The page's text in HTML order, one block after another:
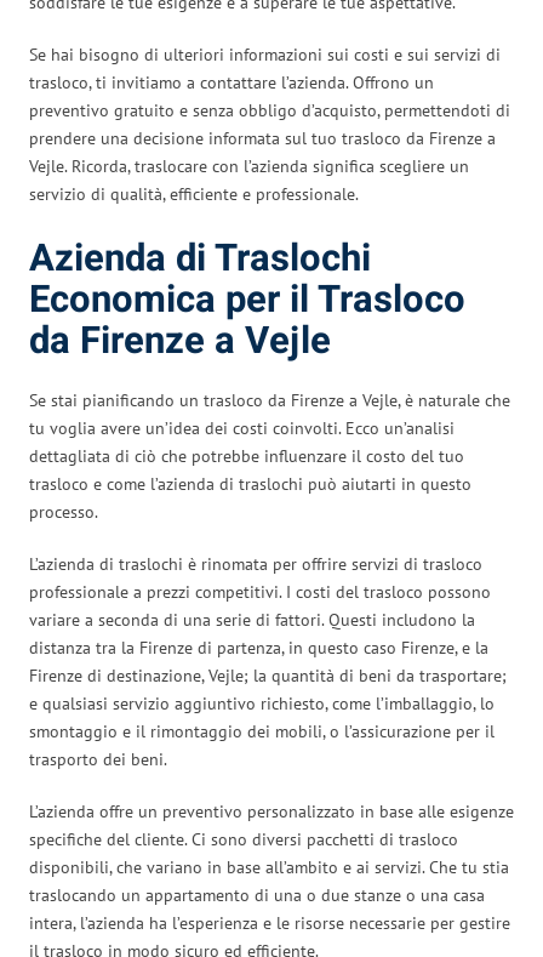
Se hai bisogno di ulteriori informazioni sui costi e sui servizi di
trasloco, ti invitiamo a contattare l’azienda. Offrono un
preventivo gratuito e senza obbligo d’acquisto, permettendoti di
prendere una decisione informata sul tuo trasloco da Firenze a
Vejle. Ricorda, traslocare con l’azienda significa scegliere un
servizio di qualità, efficiente e professionale.
Azienda di Traslochi
Economica per il Trasloco
da Firenze a Vejle
Se stai pianificando un trasloco da Firenze a Vejle, è naturale che
tu voglia avere un’idea dei costi coinvolti. Ecco un’analisi
dettagliata di ciò che potrebbe influenzare il costo del tuo
trasloco e come l’azienda di traslochi può aiutarti in questo
processo.
L’azienda di traslochi è rinomata per offrire servizi di trasloco
professionale a prezzi competitivi. I costi del trasloco possono
variare a seconda di una serie di fattori. Questi includono la
distanza tra la Firenze di partenza, in questo caso Firenze, e la
Firenze di destinazione, Vejle; la quantità di beni da trasportare;
e qualsiasi servizio aggiuntivo richiesto, come l’imballaggio, lo
smontaggio e il rimontaggio dei mobili, o l’assicurazione per il
trasporto dei beni.
L’azienda offre un preventivo personalizzato in base alle esigenze
specifiche del cliente. Ci sono diversi pacchetti di trasloco
disponibili, che variano in base all’ambito e ai servizi. Che tu stia
traslocando un appartamento di una o due stanze o una casa
intera, l’azienda ha l’esperienza e le risorse necessarie per gestire
il trasloco in modo sicuro ed efficiente.